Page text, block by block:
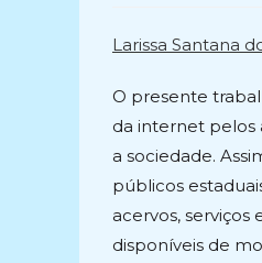
Larissa Santana
O presente
da internet pelos
a sociedade.
públicos
acervos,
disponíveis de